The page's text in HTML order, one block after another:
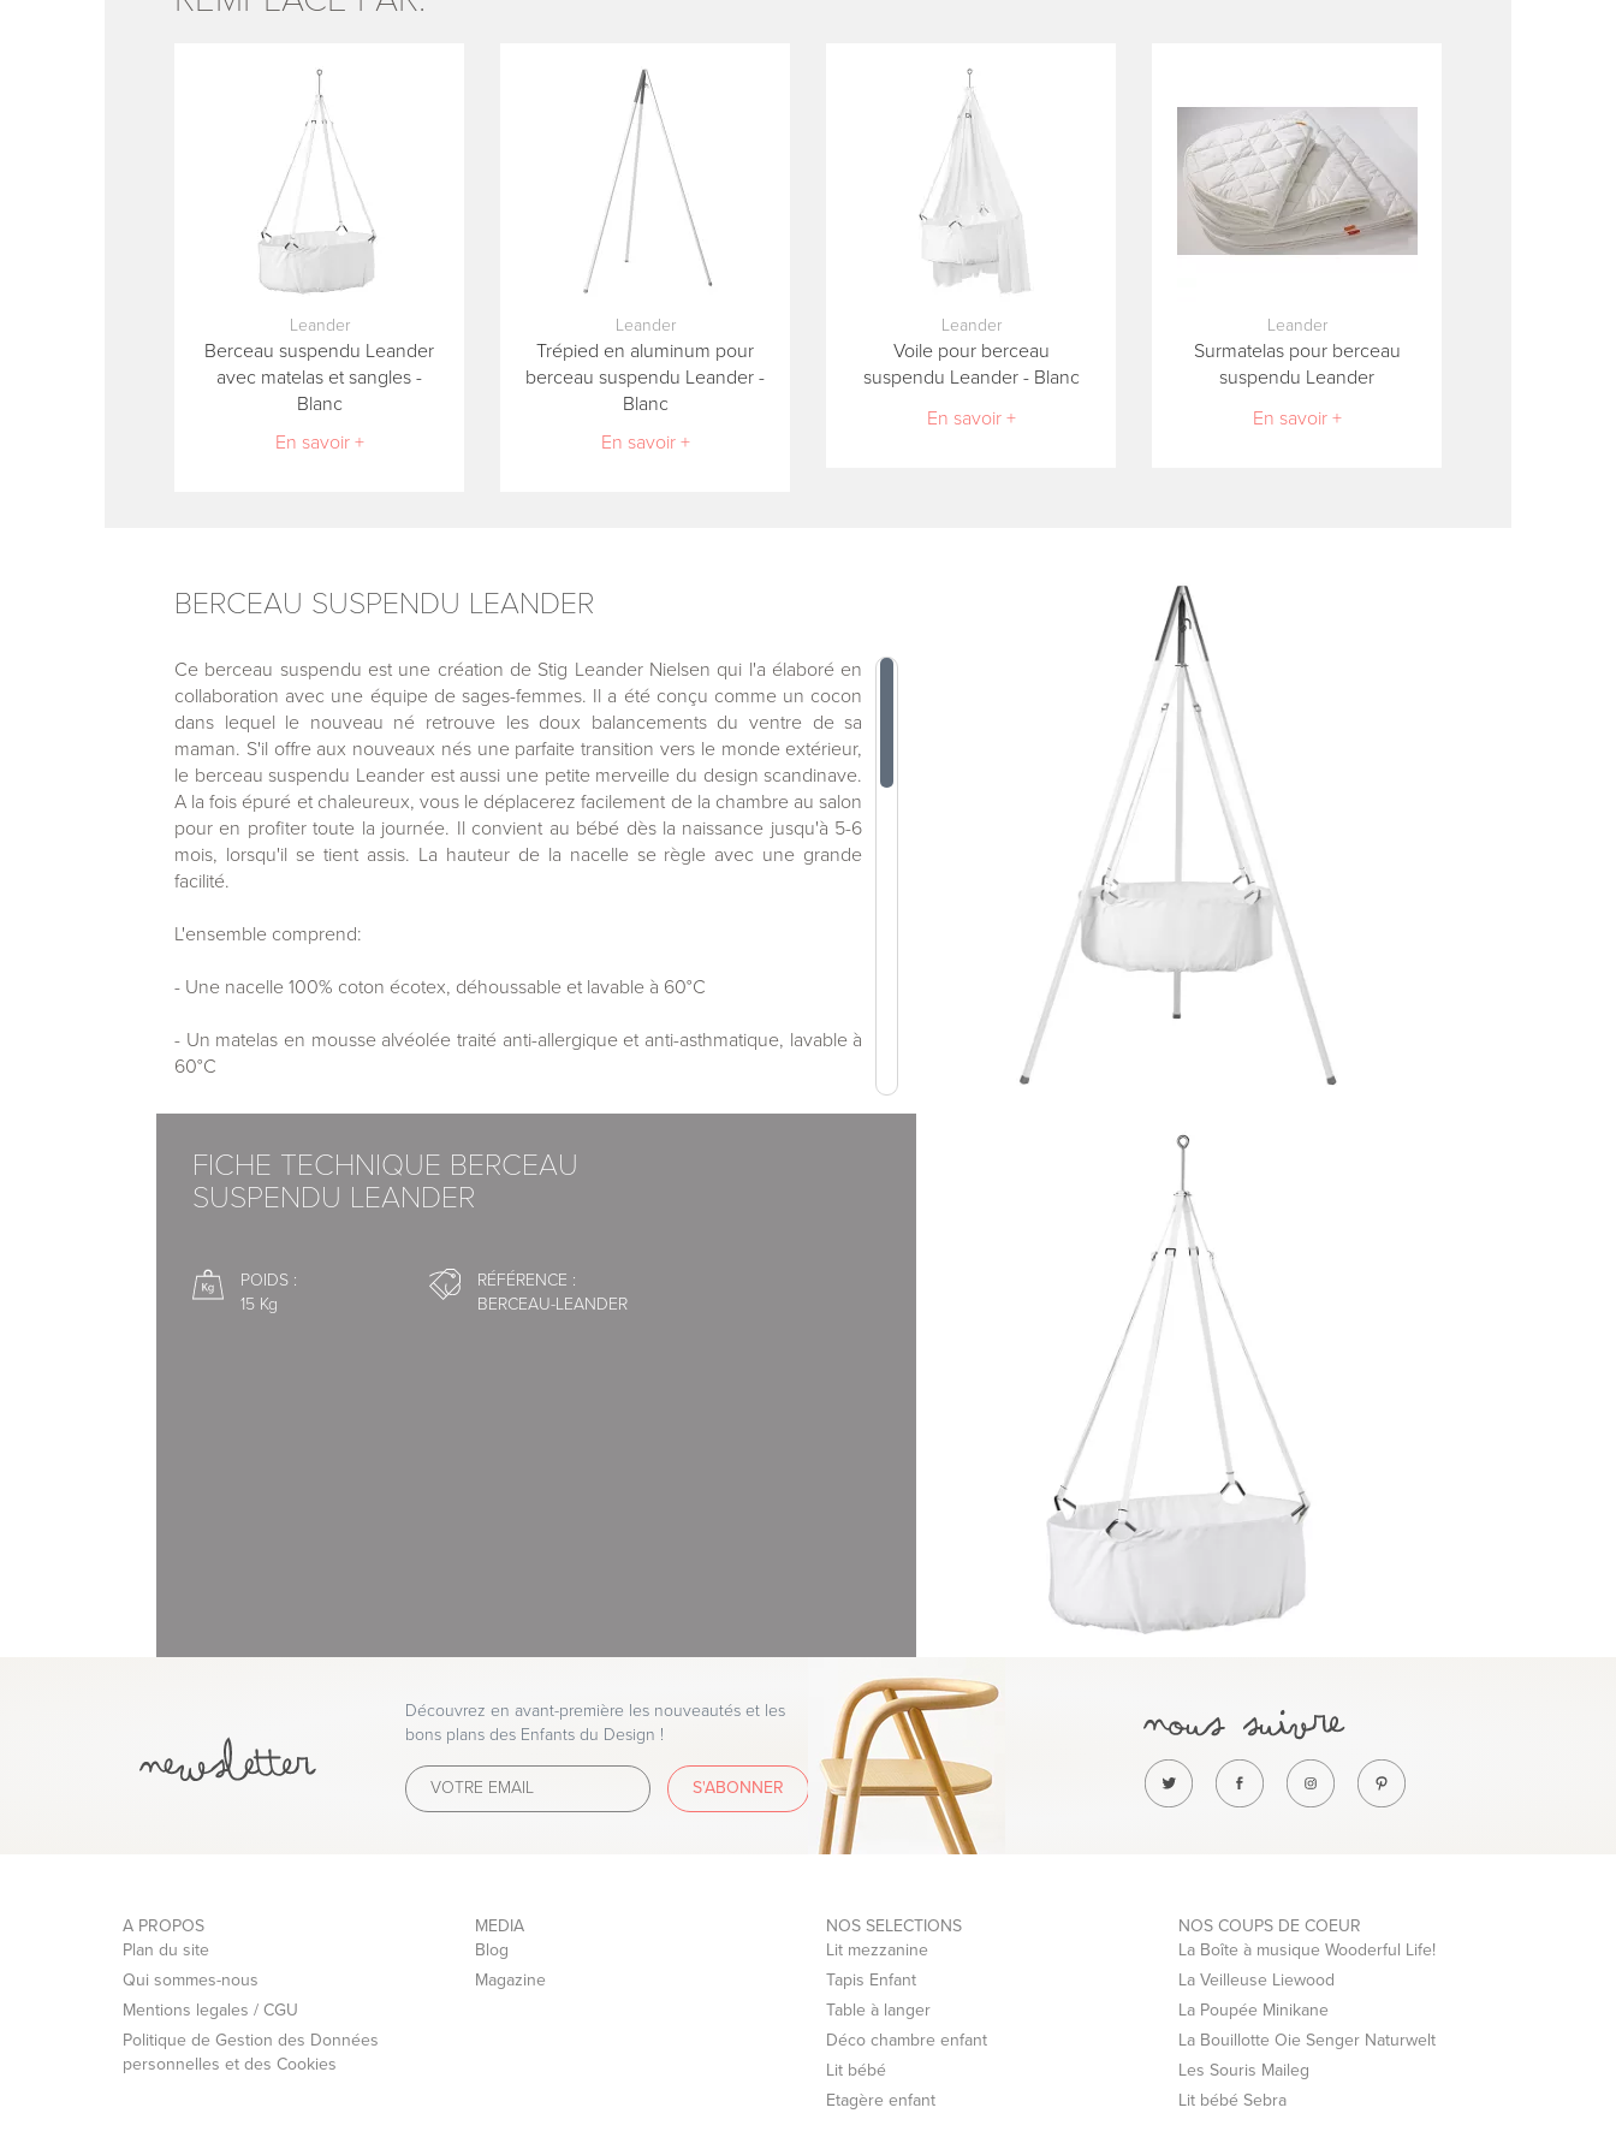
Leander
Berceau suspendu Leander
avec matelas et sangles -
Blanc
En savoir +
Leander
Trépied en aluminum pour
berceau suspendu Leander -
Blanc
En savoir +
Leander
Voile pour berceau
suspendu Leander - Blanc
En savoir +
Leander
Surmatelas pour berceau
suspendu Leander
En savoir +
BERCEAU SUSPENDU LEANDER
Ce berceau suspendu est une création de Stig Leander Nielsen qui l'a élaboré en
collaboration avec une équipe de sages-femmes. Il a été conçu comme un cocon
dans lequel le nouveau né retrouve les doux balancements du ventre de sa
maman. S'il offre aux nouveaux nés une parfaite transition vers le monde extérieur,
le berceau suspendu Leander est aussi une petite merveille du design scandinave.
A la fois épuré et chaleureux, vous le déplacerez facilement de la chambre au salon
pour en profiter toute la journée. Il convient au bébé dès la naissance jusqu'à 5-6
mois, lorsqu'il se tient assis. La hauteur de la nacelle se règle avec une grande
facilité.
L'ensemble comprend:
- Une nacelle 100% coton écotex, déhoussable et lavable à 60°C
- Un matelas en mousse alvéolée traité anti-allergique et anti-asthmatique, lavable à
60°C
- Un trépied en bouleau cérusé (H 200 cm, encombrement au sol env. 125 x 200
bien être suspendu directement au plafond via un crochet (inclus)
Disponibilité : 2 à 3 semaines
Livraison par nos transporteurs.
Nous avons choisi l'interface de paiement sécurisé de la Banque Populaire.
Vous pouvez régler votre commande par:
- Carte Bleue, Visa, Mastercard, American Express
- Paypal 1 à 4 X sans frais
FICHE TECHNIQUE BERCEAU
SUSPENDU LEANDER
POIDS :
15 Kg
RÉFÉRENCE :
BERCEAU-LEANDER
Découvrez en avant-première les nouveautés et les
bons plans des Enfants du Design !
S'ABONNER
A PROPOS
Plan du site
Qui sommes-nous
Mentions legales / CGU
Politique de Gestion des Données
personnelles et des Cookies
MEDIA
Blog
Magazine
NOS SELECTIONS
Lit mezzanine
Tapis Enfant
Table à langer
Déco chambre enfant
Lit bébé
Etagère enfant
NOS COUPS DE COEUR
La Boîte à musique Wooderful Life!
La Veilleuse Liewood
La Poupée Minikane
La Bouillotte Oie Senger Naturwelt
Les Souris Maileg
Lit bébé Sebra